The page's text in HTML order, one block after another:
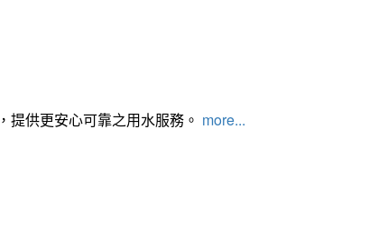
供更安心可靠之用水服務。 more...